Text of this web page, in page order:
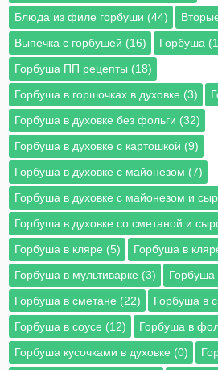
Блюда из филе горбуши (44)
Выпечка с горбушей (16)
Горбуша
Горбуша ПП рецепты (18)
Горбуша в горшочках в духовке (3)
Горбуша в духовке без фольги (32)
Горбуша в духовке с картошкой (9)
Горбуша в духовке с майонезом (7)
Горбуша в духовке с майонезом и
Горбуша в духовке со сметаной и
Горбуша в кляре (5)
Горбуша в
Горбуша в мультиварке (3)
Горбуша
Горбуша в сметане (22)
Горбуша в
Горбуша в соусе (12)
Горбуша в
Горбуша кусочками в духовке (0)